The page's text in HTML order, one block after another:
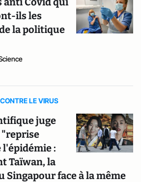
ils les
la politique
LE VIRUS
juge
:
Taïwan, la
Singapour face à la même